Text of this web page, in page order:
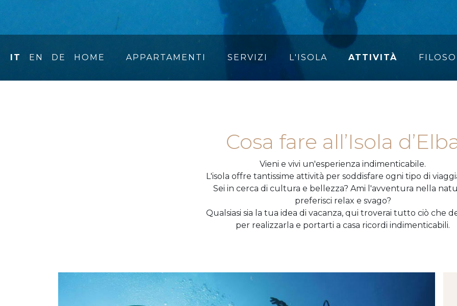
HOME APPARTAMENTI SERVIZI L'ISOLA ATTIVITÀ
IT EN DE
Cosa fare all’Isola
Vieni e vivi un'esperienza indimenticabile.
L'isola offre tantissime attività per soddisfare ogni tipo di
Sei in cerca di cultura e bellezza? Ami l'avventura nella
preferisci relax e svago?
Qualsiasi sia la tua idea di vacanza, qui troverai tutto ciò che
per realizzarla e portarti a casa ricordi indimenticabili.